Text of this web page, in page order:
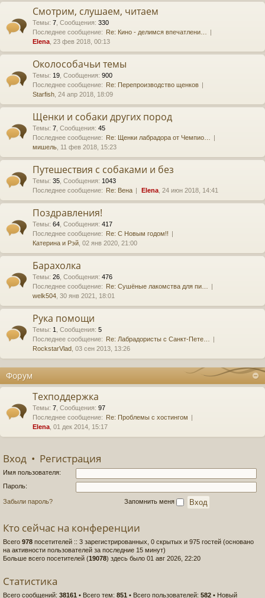
Смотрим, слушаем, читаем
Темы: 7 Сообщения: 330
Последнее сообщение: Re: Кино - делимся впечатлени…
Elena , 23 фев 2018, 00:13
Околособачьи темы
Темы: 19 Сообщения: 900
Последнее сообщение: Re: Перепроизводство щенков
Starfish , 24 апр 2018, 18:09
Щенки и собаки других пород
Темы: 7 Сообщения: 45
Последнее сообщение: Re: Щенки лабрадора от Чемпио…
мишель , 11 фев 2018, 15:23
Путешествия с собаками и без
Темы: 35 Сообщения: 1043
Последнее сообщение: Re: Вена Elena , 24 июн 2018, 14:41
Поздравления!
Темы: 64 Сообщения: 417
Последнее сообщение: Re: С Новым годом!!
Катерина и Рэй , 02 янв 2020, 21:00
Барахолка
Темы: 26 Сообщения: 476
Последнее сообщение: Re: Сушёные лакомства для пи…
welk504 , 30 янв 2021, 18:01
Рука помощи
Темы: 1 Сообщения: 5
Последнее сообщение: Re: Лабрадористы с Санкт-Пете…
RockstarVlad , 03 сен 2013, 13:26
Форум
Техподдержка
Темы: 7 Сообщения: 97
Последнее сообщение: Re: Проблемы с хостингом
Elena , 01 дек 2014, 15:17
Вход • Регистрация
Имя пользователя:
Пароль:
Забыли пароль? Запомнить меня
Кто сейчас на конференции
Всего 978 посетителей :: 3 зарегистрированных, 0 скрытых и 975 гостей (основано
на активности пользователей за последние 15 минут)
Больше всего посетителей (19078) здесь было 01 авг 2026, 22:20
Статистика
Всего сообщений: 38161 • Всего тем: 851 • Всего пользователей: 582 • Новый